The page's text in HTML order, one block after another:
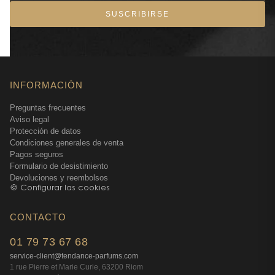
SUSCRIBIRSE
INFORMACIÓN
Preguntas frecuentes
Aviso legal
Protección de datos
Condiciones generales de venta
Pagos seguros
Formulario de desistimiento
Devoluciones y reembolsos
🍪 Configurar las cookies
CONTACTO
01 79 73 67 68
service-client@tendance-parfums.com
1 rue Pierre et Marie Curie, 63200 Riom